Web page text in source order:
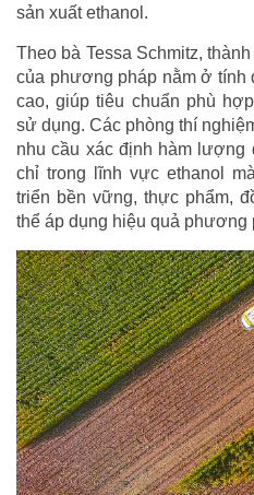
sản xuất ethanol.
Theo bà Tessa Schmitz,
của phương pháp nằm ở tính
cao, giúp tiêu chuẩn phù
sử dụng. Các phòng thí
nhu cầu xác định hàm lượng
chỉ trong lĩnh vực ethanol
triển bền vững, thực phẩm,
thể áp dụng hiệu quả phương